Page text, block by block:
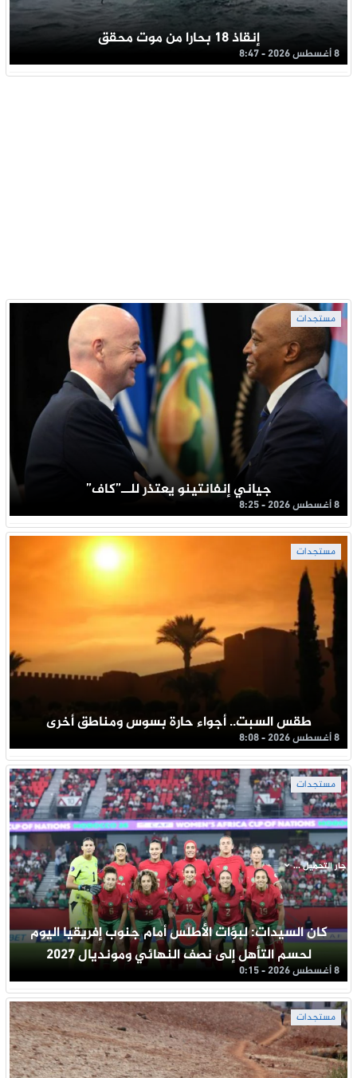
إنقاذ 18 بحارا من موت محقق
8 أغسطس 2026 - 8:47
مستجدات
جياني إنفانتينو يعتذر للــ”كاف”
8 أغسطس 2026 - 8:25
مستجدات
طقس السبت.. أجواء حارة بسوس ومناطق أخرى
8 أغسطس 2026 - 8:08
مستجدات
كان السيدات: لبؤات الأطلس أمام جنوب إفريقيا اليوم
لحسم التأهل إلى نصف النهائي ومونديال 2027
8 أغسطس 2026 - 0:15
مستجدات
جار التحميل ...